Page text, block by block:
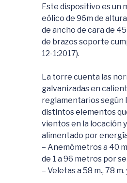
Este dispositivo es un
eólico de 96m de
de ancho de cara de
de brazos soporte
12-1:2017).
La torre cuenta las
galvanizadas en
reglamentarios según
distintos elementos
vientos en la locación
alimentado por
– Anemómetros a 40
de 1 a 96 metros por
– Veletas a 58 m., 78 m.